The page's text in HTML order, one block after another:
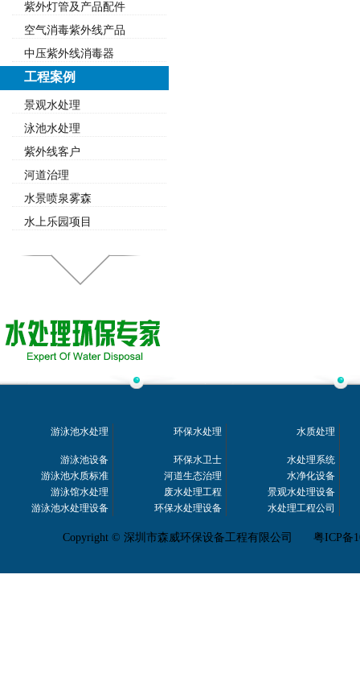
紫外灯管及产品配件
空气消毒紫外线产品
中压紫外线消毒器
工程案例
景观水处理
泳池水处理
紫外线客户
河道治理
水景喷泉雾森
水上乐园项目
游泳池水处理
游泳池设备
游泳池水质标准
游泳馆水处理
游泳池水处理设备
环保水处理
环保水卫士
河道生态治理
废水处理工程
环保水处理设备
水质处理
水处理系统
水净化设备
景观水处理设备
水处理工程公司
Copyright © 深圳市森威环保设备工程有限公司粤ICP备